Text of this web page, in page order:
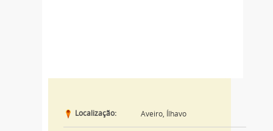
Localização: Aveiro, Ílhavo